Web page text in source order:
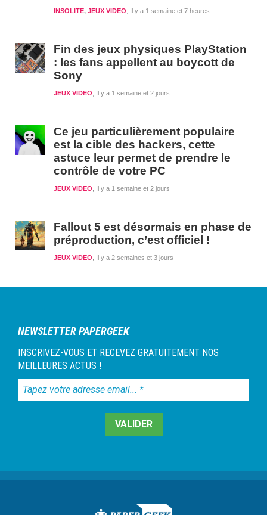
Il y a 1 semaine et 7 heures
INSOLITE, JEUX VIDEO
Fin des jeux physiques PlayStation
: les fans appellent au boycott de
Sony
Il y a 1 semaine et 2 jours
JEUX VIDEO
Ce jeu particulièrement populaire
est la cible des hackers, cette
astuce leur permet de prendre le
contrôle de votre PC
Il y a 1 semaine et 2 jours
JEUX VIDEO
Fallout 5 est désormais en phase de
préproduction, c’est officiel !
Il y a 2 semaines et 3 jours
JEUX VIDEO
NEWSLETTER PAPERGEEK
INSCRIVEZ-VOUS ET RECEVEZ GRATUITEMENT NOS
MEILLEURES ACTUS !
Tapez
votre